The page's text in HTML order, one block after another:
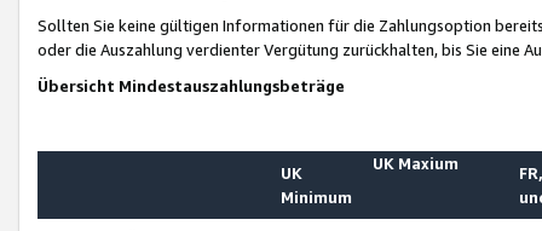
Sollten Sie keine gültigen Informationen für die Zahlungsoption
oder die Auszahlung verdienter Vergütung zurückhalten, bis Sie
Übersicht Mindestauszahlungsbeträge
UK
Minimum
UK Maxium